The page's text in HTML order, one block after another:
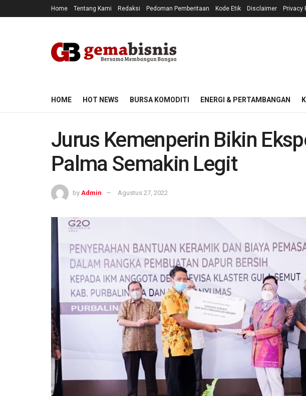
Home Tentang Kami Redaksi Pedoman Pemberitaan Kode Etik Disclaimer Privacy
HOME HOT NEWS BURSA KOMODITI ENERGI & PERTAMBANGAN
Jurus Kemenperin Bikin
Palma Semakin Legit
by Admin Agustus 27, 2022